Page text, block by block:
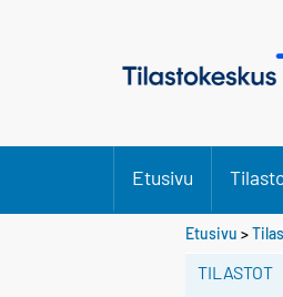
Etusivu
Etusivu >
TILASTOT